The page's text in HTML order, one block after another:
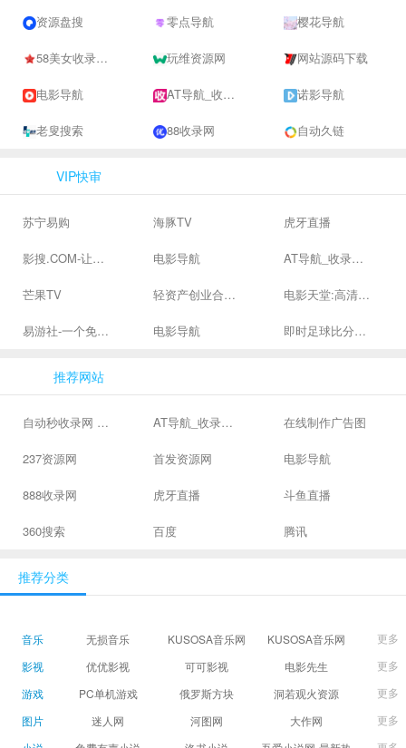
资源盘搜 零点导航 樱花导航
58美女收录网-自动收录网站-流量交换-自动链 玩维资源网 网站源码下载
电影导航 AT导航_收录网_免费收录网站_自动收录网_秒收录 诺影导航
老叟搜索 88收录网 自动久链
VIP快审
苏宁易购 海豚TV 虎牙直播
影搜.COM-让影视搜索变得简单 电影导航 AT导航_收录网_免费收录网站_自动收录网_秒收录
芒果TV 轻资产创业合集、私域引流服务、抖音有效粉丝 电影天堂:高清电影下载,高品质生活
易游社-一个免费二次元游戏分享社区 电影导航 即时足球比分直播-精准赛程赛果及角球数查询 | 让足球滚一会
推荐网站
自动秒收录网 - 自动秒收录-网站收录-收录网站-网址收录-秒收录 AT导航_收录网_免费收录网站_自动收录网_秒收录 在线制作广告图
237资源网 首发资源网 电影导航
888收录网 虎牙直播 斗鱼直播
360搜索 百度 腾讯
推荐分类
音乐 无损音乐 KUSOSA音乐网 KUSOSA音乐网
更多
影视
优优影视 可可影视 电影先生
更多
游戏
PC单机游戏 俄罗斯方块 洞若观火资源
更多
图片
迷人网 河图网 大作网
更多